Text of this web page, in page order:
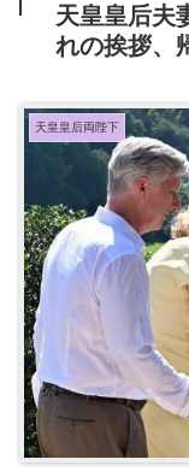
天皇皇后夫
れの挨拶、
天皇皇后両陛下